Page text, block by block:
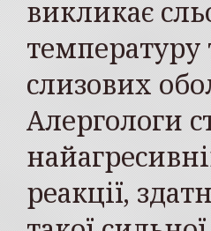
викликає
температуру
слизових
Алергологи
реакції,